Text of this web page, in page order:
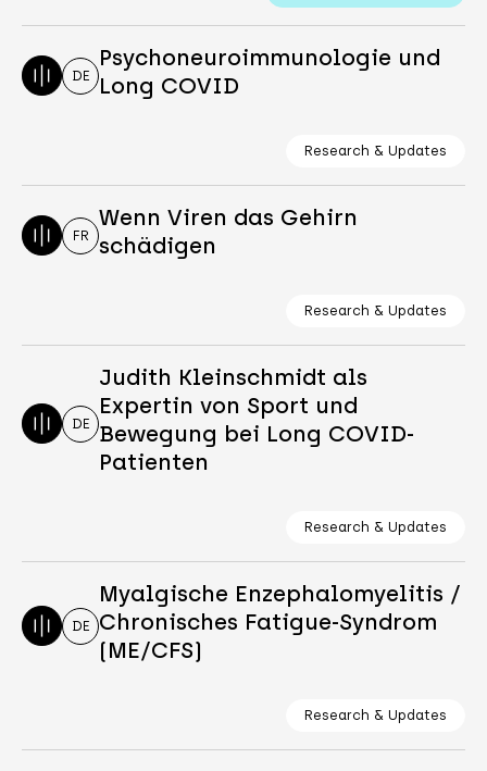
DE
Psychoneuroimmunologie und
Long COVID
Research & Updates
FR
Wenn Viren das Gehirn
schädigen
Research & Updates
DE
Judith Kleinschmidt als
Expertin von Sport und
Bewegung bei Long COVID-
Patienten
Research & Updates
DE
Myalgische Enzephalomyelitis /
Chronisches Fatigue-Syndrom
(ME/CFS)
Research & Updates